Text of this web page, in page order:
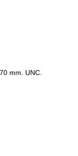
mm. UNC.